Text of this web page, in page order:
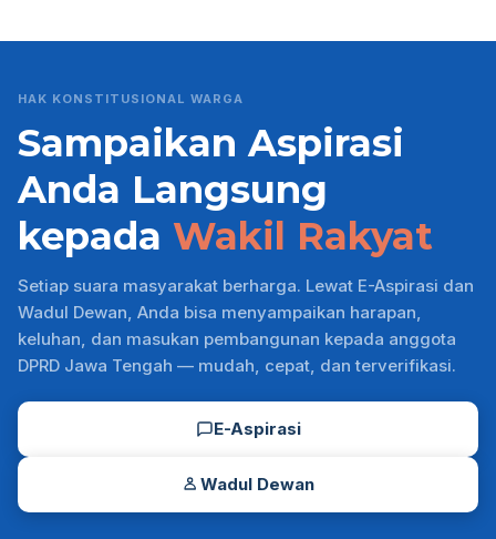
HAK KONSTITUSIONAL WARGA
Sampaikan Aspirasi
Anda Langsung
kepada Wakil Rakyat
Setiap suara masyarakat berharga. Lewat E-Aspirasi dan
Wadul Dewan, Anda bisa menyampaikan harapan,
keluhan, dan masukan pembangunan kepada anggota
DPRD Jawa Tengah — mudah, cepat, dan terverifikasi.
E-Aspirasi
Wadul Dewan